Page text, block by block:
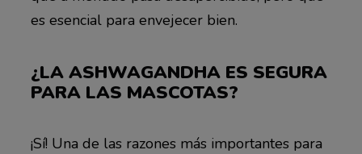
es esencial para envejecer bien.
¿LA ASHWAGANDHA ES SEGURA
PARA LAS MASCOTAS?
¡Sí! Una de las razones más importantes para